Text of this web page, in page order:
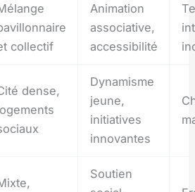
collectif
Animation
associative,
accessibilité
dense,
Dynamisme
jeune,
initiatives
innovantes
Soutien